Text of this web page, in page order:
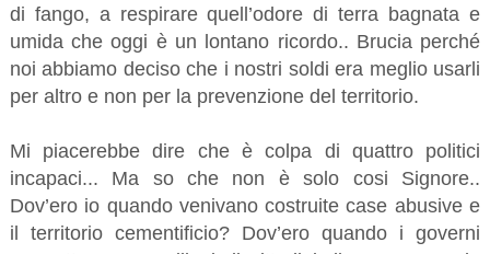
di fango, a respirare quell’odore di terra bagnata e
umida che oggi è un lontano ricordo.. Brucia perché
noi abbiamo deciso che i nostri soldi era meglio usarli
per altro e non per la prevenzione del territorio.
Mi piacerebbe dire che è colpa di quattro politici
incapaci... Ma so che non è solo cosi Signore..
Dov’ero io quando venivano costruite case abusive e
il territorio cementificio? Dov’ero quando i governi